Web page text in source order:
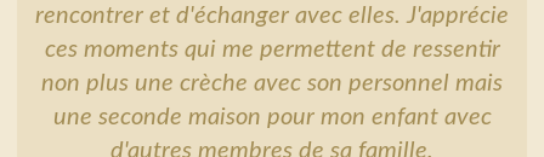
rencontrer et d'échanger avec elles. J'apprécie
ces moments qui me permettent de ressentir
non plus une crèche avec son personnel mais
une seconde maison pour mon enfant avec
d'autres membres de sa famille.